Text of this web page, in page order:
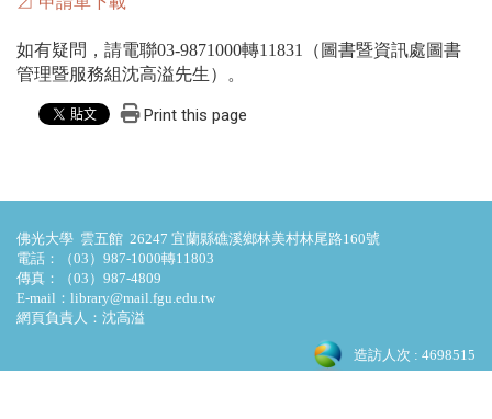
如有疑問，請電聯03-9871000轉11831（圖書暨資訊處圖書
管理暨服務組沈高溢先生）。
Print this page
佛光大學 雲五館 26247 宜蘭縣礁溪鄉林美村林尾路160號
電話：（03）987-1000轉11803
傳真：（03）987-4809
E-mail：library@mail.fgu.edu.tw
網頁負責人：沈高溢
造訪人次 : 4698515